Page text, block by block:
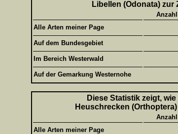
Libellen (Odonata) zur
Alle Arten meiner Page
Auf dem Bundesgebiet
Im Bereich Westerwald
Auf der Gemarkung Westernohe
Diese Statistik zeigt,
Heuschrecken
Alle Arten meiner Page